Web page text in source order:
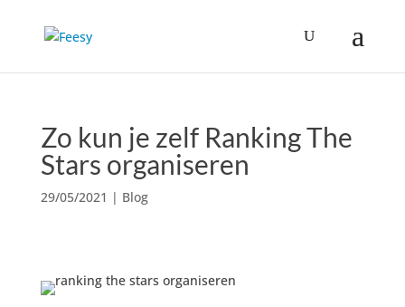
Zo kun je zelf Ranking The
Stars organiseren
29/05/2021 | Blog